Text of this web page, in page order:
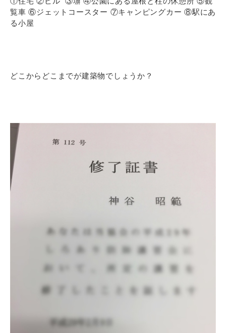
覧車 ⑥ジェットコースター ⑦キャンピングカー ⑧駅にあ
る小屋
どこからどこまでが建築物でしょうか？